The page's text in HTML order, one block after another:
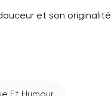
et son originalité